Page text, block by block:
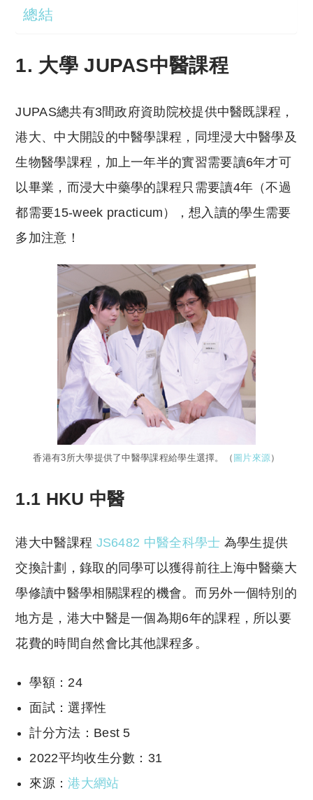
總結
1. 大學 JUPAS中醫課程
JUPAS總共有3間政府資助院校提供中醫既課程，
港大、中大開設的中醫學課程，同埋浸大中醫學及
生物醫學課程，加上一年半的實習需要讀6年才可
以畢業，而浸大中藥學的課程只需要讀4年（不過
都需要15-week practicum），想入讀的學生需要
多加注意！
香港有3所大學提供了中醫學課程給學生選擇。（ 圖片來源）
1.1 HKU 中醫
港大中醫課程 JS6482 中醫全科學士 為學生提供
交換計劃，錄取的同學可以獲得前往上海中醫藥大
學修讀中醫學相關課程的機會。而另外一個特別的
地方是，港大中醫是一個為期6年的課程，所以要
花費的時間自然會比其他課程多。
學額：24
面試：選擇性
計分方法：Best 5
2022平均收生分數：31
來源：港大網站